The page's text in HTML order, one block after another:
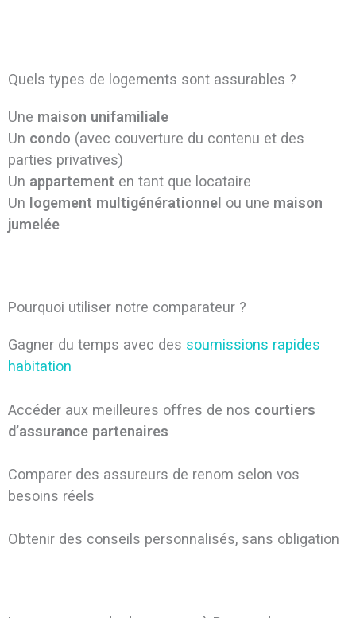
Quels types de logements sont assurables ?
Une maison unifamiliale
Un condo (avec couverture du contenu et des
parties privatives)
Un appartement en tant que locataire
Un logement multigénérationnel ou une maison
jumelée
Pourquoi utiliser notre comparateur ?
Gagner du temps avec des soumissions rapides
habitation
Accéder aux meilleures offres de nos courtiers
d’assurance partenaires
Comparer des assureurs de renom selon vos
besoins réels
Obtenir des conseils personnalisés, sans obligation